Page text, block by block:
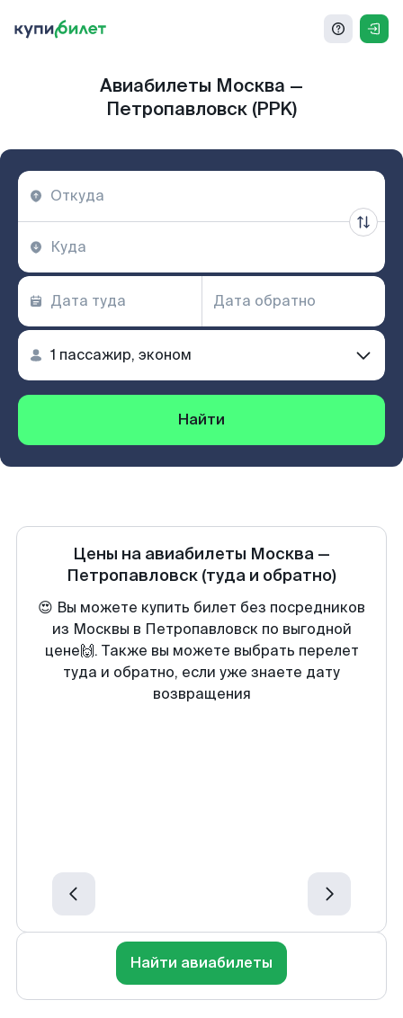
Авиабилеты Москва —
Петропавловск (PPK)
Найти
Цены на авиабилеты Москва —
Петропавловск (туда и обратно)
😍 Вы можете купить билет без посредников
из Москвы в Петропавловск по выгодной
цене🙌. Также вы можете выбрать перелет
туда и обратно, если уже знаете дату
возвращения
Найти авиабилеты